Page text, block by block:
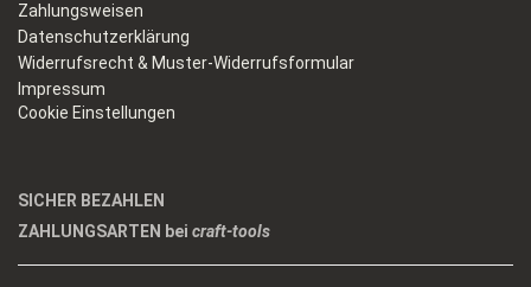
Zahlungsweisen
Datenschutzerklärung
Widerrufsrecht & Muster-Widerrufsformular
Impressum
Cookie Einstellungen
SICHER BEZAHLEN
ZAHLUNGSARTEN bei craft-tools